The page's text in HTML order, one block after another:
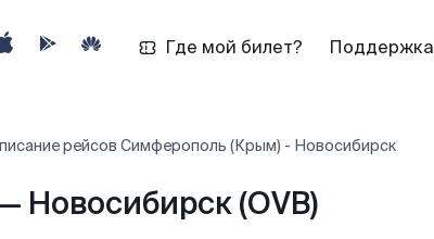
Где мой билет? Поддержка
рейсов Симферополь (Крым) - Новосибирск
(OVB)